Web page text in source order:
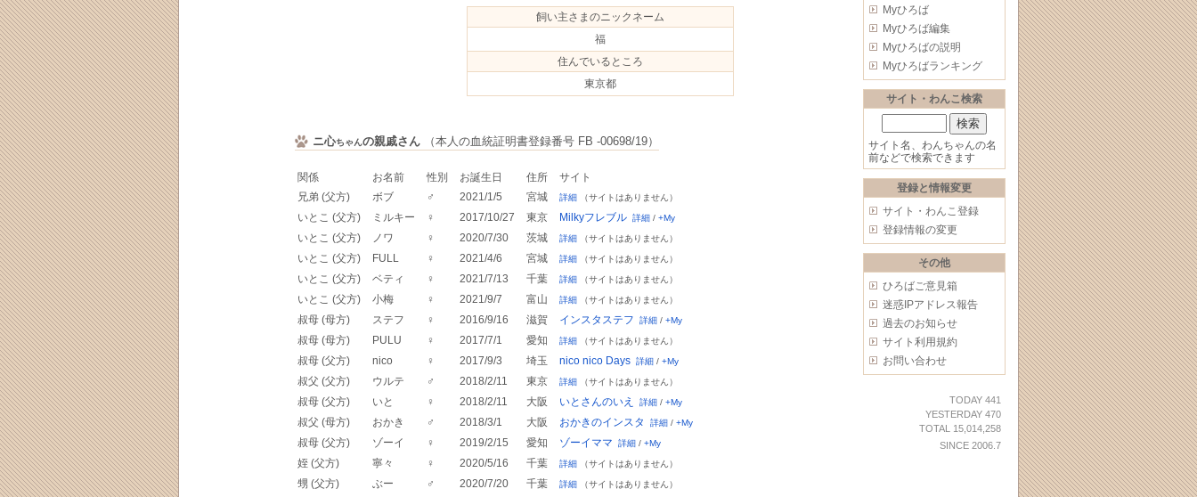
Myひろば
Myひろば編集
Myひろばの説明
Myひろばランキング
サイト・わんこ検索
サイト名、わんちゃんの名
前などで検索できます
登録と情報変更
サイト・わんこ登録
登録情報の変更
その他
ひろばご意見箱
迷惑IPアドレス報告
過去のお知らせ
サイト利用規約
お問い合わせ
TODAY 441
YESTERDAY 470
TOTAL 15,014,258
SINCE 2006.7
飼い主さまのニックネーム
福
住んでいるところ
東京都
ニ心ちゃんの親戚さん（本人の血統証明書登録番号 FB -00698/19）
関係 お名前 性別 お誕生日 住所
サイト
兄弟 (父方)
ボブ ♂ 2021/1/5 宮城 詳細（サイトはありません）
いとこ (父方) ミルキー ♀ 2017/10/27 東京 Milkyフレブル 詳細/ +My
いとこ (父方) ノワ ♀ 2020/7/30 茨城 詳細（サイトはありません）
いとこ (父方) FULL ♀ 2021/4/6 宮城 詳細（サイトはありません）
いとこ (父方) ベティ ♀ 2021/7/13 千葉 詳細（サイトはありません）
いとこ (父方) 小梅 ♀ 2021/9/7 富山 詳細（サイトはありません）
叔母 (母方) ステフ ♀ 2016/9/16 滋賀 インスタステフ 詳細/ +My
叔母 (母方) PULU ♀ 2017/7/1 愛知 詳細（サイトはありません）
叔母 (父方) nico ♀ 2017/9/3 埼玉 nico nico Days 詳細/ +My
叔父 (父方) ウルテ ♂ 2018/2/11 東京 詳細（サイトはありません）
叔母 (父方) いと ♀ 2018/2/11 大阪 いとさんのいえ 詳細/ +My
叔父 (母方) おかき ♂ 2018/3/1 大阪 おかきのインスタ 詳細/ +My
叔母 (父方) ゾーイ ♀ 2019/2/15 愛知 ゾーイママ 詳細/ +My
姪 (父方) 寧々 ♀ 2020/5/16 千葉 詳細（サイトはありません）
甥 (父方) ぶー ♂ 2020/7/20 千葉 詳細（サイトはありません）